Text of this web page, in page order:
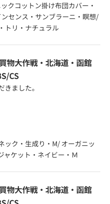
クコットン掛け布団カバー・
センス・サンブラーニ・瞑想/
トリ・ナチュラル
物大作戦・北海道・函館
CS
ました。
ック・生成り・M/ オーガニッ
ャケット・ネイビー・Ｍ
物大作戦・北海道・函館